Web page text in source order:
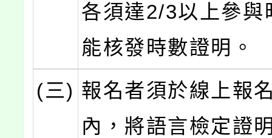
各須達2/3以上參與
能核發時數證明。
(三) 報名者須於線上報
內，將語言檢定證